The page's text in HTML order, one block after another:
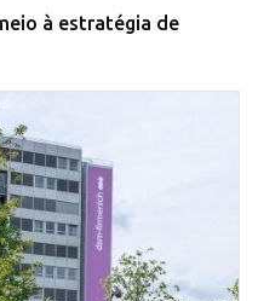
à estratégia de